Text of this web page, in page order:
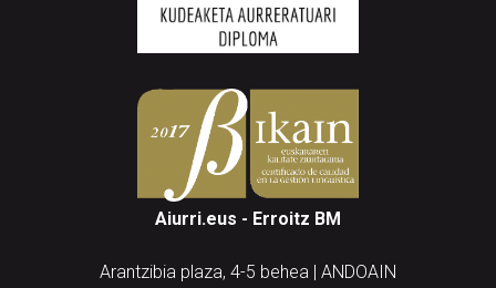
Aiurri.eus - Erroitz BM
Arantzibia plaza, 4-5 behea | ANDOAIN